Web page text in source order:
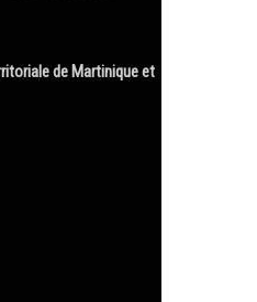
de Martinique et